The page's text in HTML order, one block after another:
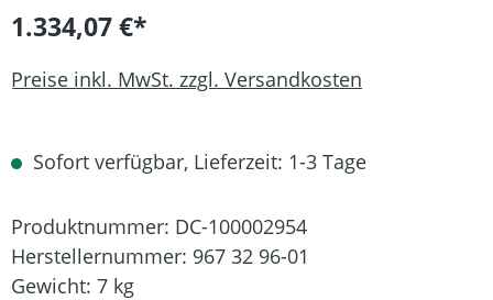
1.334,07 €*
Preise inkl. MwSt. zzgl. Versandkosten
Sofort verfügbar, Lieferzeit: 1-3 Tage
Produktnummer: DC-100002954
Herstellernummer: 967 32 96-01
Gewicht: 7 kg